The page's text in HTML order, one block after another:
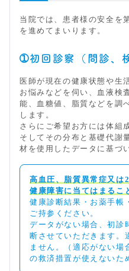
当院では、患者様の安全を
を進めてまいります。
➀初回診察（問診、
医師が現在の健康状態や生
お悩みなどを伺い、血液検
能、血糖値、脂質などを調
します。
さらにご希望お方には体組
そしてその分布と基礎代謝
材を使用したデータに基づ
高血圧、脂質異常症又は
健康障害に当てはまるこ
健康診断結果・お薬手帳
ご持参ください。
データがない場合、初診
断させていただきます。
ません。（適応がない場
の救済措置が使えないた